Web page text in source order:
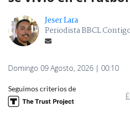
Jeser Lara
Periodista BBCL
Domingo 09 Agosto, 2026 | 00:10
Seguimos criterios de